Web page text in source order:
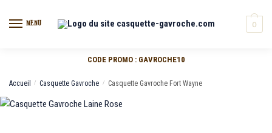
MENU 0
CODE PROMO : GAVROCHE10
Accueil / Casquette Gavroche / Casquette Gavroche Fort Wayne